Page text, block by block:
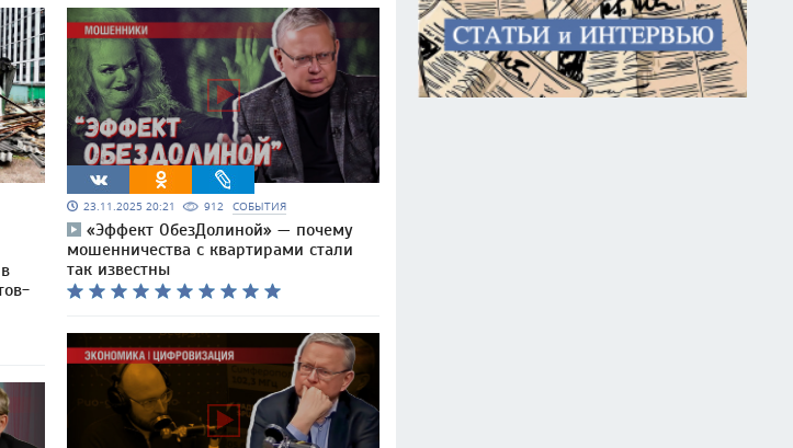
23.11.2025 20:21 912 СОБЫТИЯ
«Эффект ОбезДолиной» — почему
мошенничества с квартирами стали
так известны